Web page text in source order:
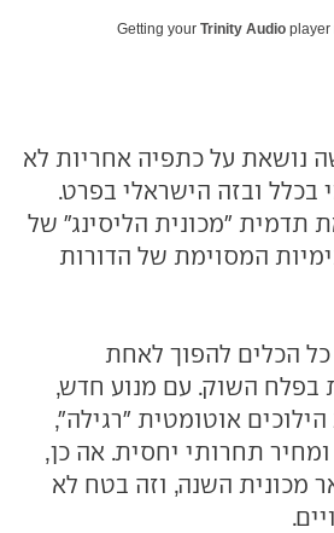
Getting your Trinity Audio player
נושאת על כתפיה אחריות לא
בכלל ובזה הישראלי בפרט.
תדמית "מכונית הליסינג" של
המסוימת של הדורות
הכלים להפוך לאחת
בפלח השוק. עם מנוע חדש,
אוטומטית "רגילה",
תחרותי יחסית. אה כן,
מכונית השנה, וזה בטח לא